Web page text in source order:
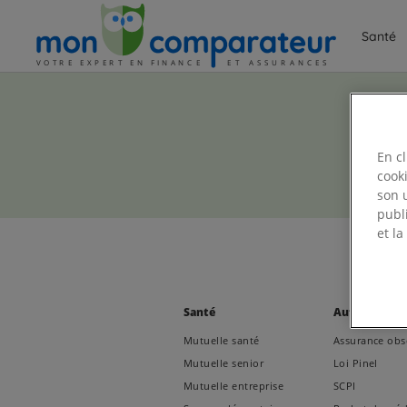
Santé
Santé
Mutuelle santé
Mutuelle senior
Mutuelle entreprise
Autre
Assurance
Loi Pinel
SCPI
En
son
et la